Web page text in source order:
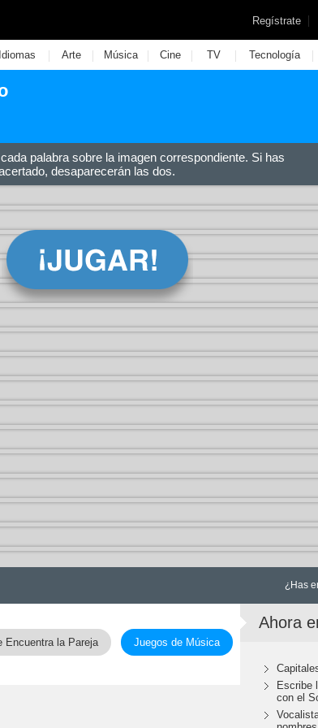
Regístrate |
Idiomas | Arte | Música | Cine | TV | Tecnología |
palabra sobre la imagen correspondiente. Si has
desaparecerán las dos.
¿Has
Encuentra la Pareja Juegos de Música
Ahora
Escribe
con el